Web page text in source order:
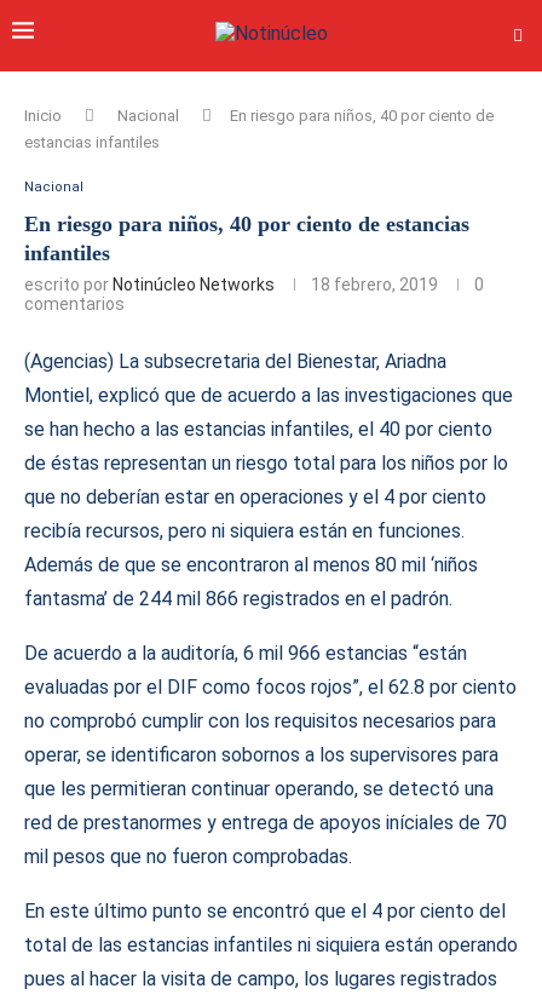
Inicio Nacional
En riesgo para niños, 40 por ciento de
estancias infantiles
Nacional
En riesgo para niños, 40 por ciento de estancias
infantiles
escrito por Notinúcleo Networks 18 febrero, 2019
0
comentarios
(Agencias) La subsecretaria del Bienestar, Ariadna
Montiel, explicó que de acuerdo a las investigaciones que
se han hecho a las estancias infantiles, el 40 por ciento
de éstas representan un riesgo total para los niños por lo
que no deberían estar en operaciones y el 4 por ciento
recibía recursos, pero ni siquiera están en funciones.
Además de que se encontraron al menos 80 mil ‘niños
fantasma’ de 244 mil 866 registrados en el padrón.
De acuerdo a la auditoría, 6 mil 966 estancias “están
evaluadas por el DIF como focos rojos”, el 62.8 por ciento
no comprobó cumplir con los requisitos necesarios para
operar, se identificaron sobornos a los supervisores para
que les permitieran continuar operando, se detectó una
red de prestanormes y entrega de apoyos iníciales de 70
mil pesos que no fueron comprobadas.
En este último punto se encontró que el 4 por ciento del
total de las estancias infantiles ni siquiera están operando
pues al hacer la visita de campo, los lugares registrados